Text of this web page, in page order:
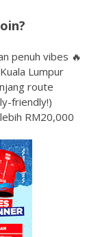
penuh vibes 🔥
Lumpur
route
friendly!)
RM20,000